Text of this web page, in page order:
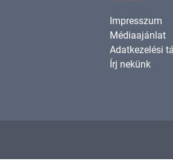
Impresszum
Médiaajánlat
Adatkezelési
Írj nekünk